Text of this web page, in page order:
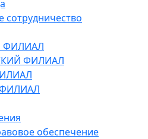
ФИЛИАЛ
ФИЛИАЛ
обеспечение